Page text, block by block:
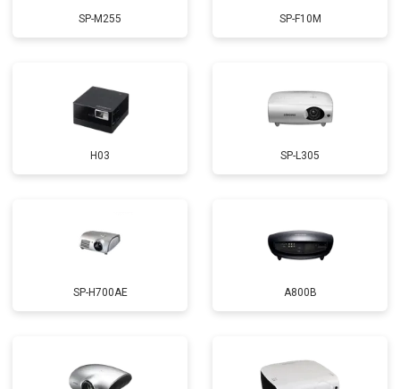
SP-M255 SP-F10M
H03 SP-L305
SP-H700AE A800B